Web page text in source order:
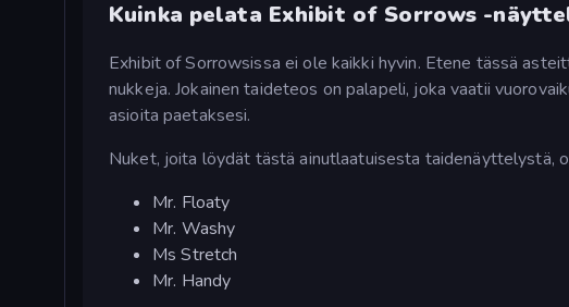
Kuinka pelata Exhibit of Sorrows -
Exhibit of Sorrowsissa ei ole kaikki hyvin. Etene tässä
nukkeja. Jokainen taideteos on palapeli, joka vaatii
asioita paetaksesi.
Nuket, joita löydät tästä ainutlaatuisesta taidenäyttelystä,
Mr. Floaty
Mr. Washy
Ms Stretch
Mr. Handy